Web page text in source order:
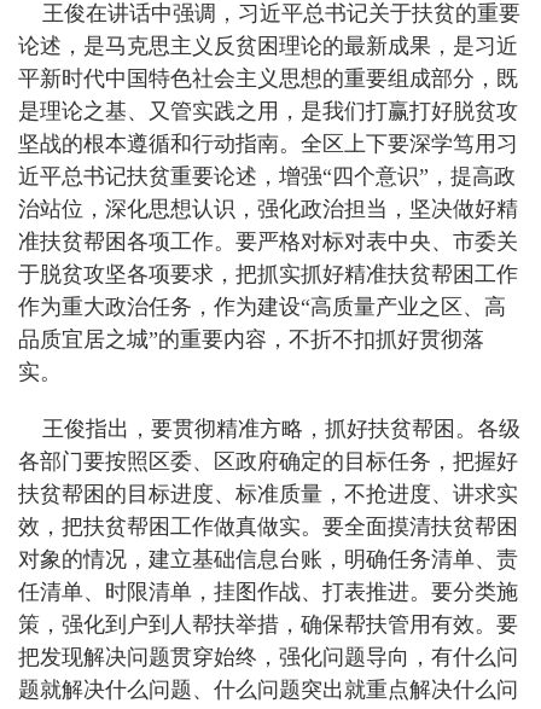
王俊在讲话中强调，习近平总书记关于扶贫的重要
论述，是马克思主义反贫困理论的最新成果，是习近
平新时代中国特色社会主义思想的重要组成部分，既
是理论之基、又管实践之用，是我们打赢打好脱贫攻
坚战的根本遵循和行动指南。全区上下要深学笃用习
近平总书记扶贫重要论述，增强“四个意识”，提高政
治站位，深化思想认识，强化政治担当，坚决做好精
准扶贫帮困各项工作。要严格对标对表中央、市委关
于脱贫攻坚各项要求，把抓实抓好精准扶贫帮困工作
作为重大政治任务，作为建设“高质量产业之区、高
品质宜居之城”的重要内容，不折不扣抓好贯彻落
实。
王俊指出，要贯彻精准方略，抓好扶贫帮困。各级
各部门要按照区委、区政府确定的目标任务，把握好
扶贫帮困的目标进度、标准质量，不抢进度、讲求实
效，把扶贫帮困工作做真做实。要全面摸清扶贫帮困
对象的情况，建立基础信息台账，明确任务清单、责
任清单、时限清单，挂图作战、打表推进。要分类施
策，强化到户到人帮扶举措，确保帮扶管用有效。要
把发现解决问题贯穿始终，强化问题导向，有什么问
题就解决什么问题、什么问题突出就重点解决什么问